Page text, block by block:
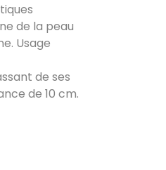
de la peau
Usage
de ses
de 10 cm.